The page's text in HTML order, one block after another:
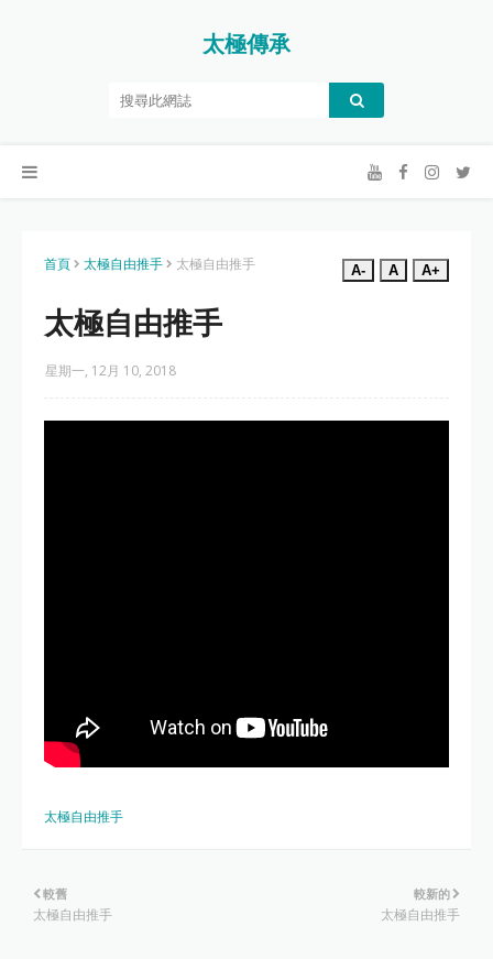
太極傳承
首頁 太極自由推手 太極自由推手 A- A A+
太極自由推手
星期一, 12月 10, 2018
太極自由推手
較新的
太極自由推手
較舊
太極自由推手